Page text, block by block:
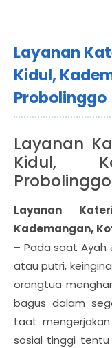
Layanan
Kidul,
Probolinggo
Layanan
Kidul,
Probolinggo
Layanan
Kademangan,
– Pada saat Ayah
atau putri,
orangtua
bagus dalam
taat
sosial tinggi